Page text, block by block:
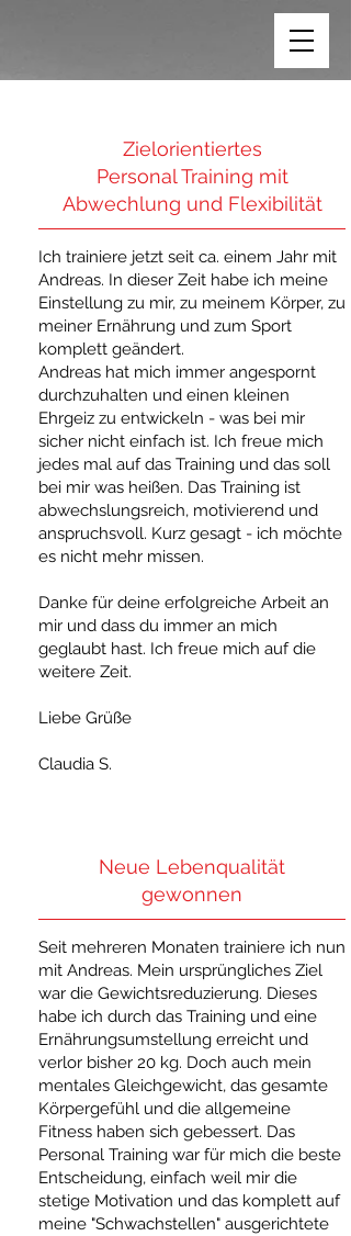
Zielorientiertes
Personal Training mit
Abwechlung und Flexibilität
Ich trainiere jetzt seit ca. einem Jahr mit
Andreas. In dieser Zeit habe ich meine
Einstellung zu mir, zu meinem Körper, zu
meiner Ernährung und zum Sport
komplett geändert.
Andreas hat mich immer angespornt
durchzuhalten und einen kleinen
Ehrgeiz zu entwickeln - was bei mir
sicher nicht einfach ist. Ich freue mich
jedes mal auf das Training und das soll
bei mir was heißen. Das Training ist
abwechslungsreich, motivierend und
anspruchsvoll. Kurz gesagt - ich möchte
es nicht mehr missen.
Danke für deine erfolgreiche Arbeit an
mir und dass du immer an mich
geglaubt hast. Ich freue mich auf die
weitere Zeit.
Liebe Grüße
Claudia S.
Neue Lebenqualität
gewonnen
Seit mehreren Monaten trainiere ich nun
mit Andreas. Mein ursprüngliches Ziel
war die Gewichtsreduzierung. Dieses
habe ich durch das Training und eine
Ernährungsumstellung erreicht und
verlor bisher 20 kg. Doch auch mein
mentales Gleichgewicht, das gesamte
Körpergefühl und die allgemeine
Fitness haben sich gebessert. Das
Personal Training war für mich die beste
Entscheidung, einfach weil mir die
stetige Motivation und das komplett auf
meine "Schwachstellen" ausgerichtete